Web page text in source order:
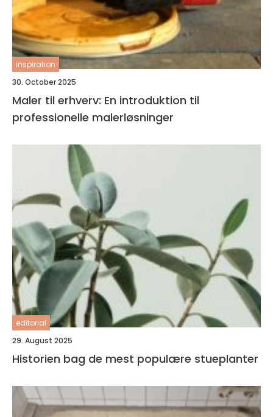
inspiration
30. October 2025
Maler til erhverv: En introduktion til
professionelle malerløsninger
editorial
29. August 2025
Historien bag de mest populære stueplanter